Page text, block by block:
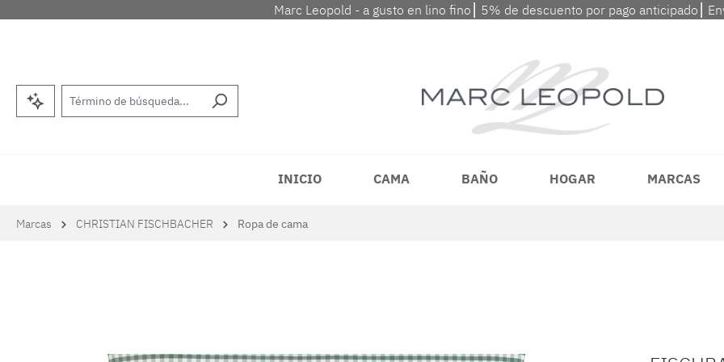
al contenido principal
Saltar a la búsqueda
Saltar a la navegación principal
Marc Leopold - a gusto en lino fino⎮ 5% de descuento por pago anticipado⎮
INICIO CAMA BAÑO HOGAR MARCAS
Marcas CHRISTIAN FISCHBACHER Ropa de cama